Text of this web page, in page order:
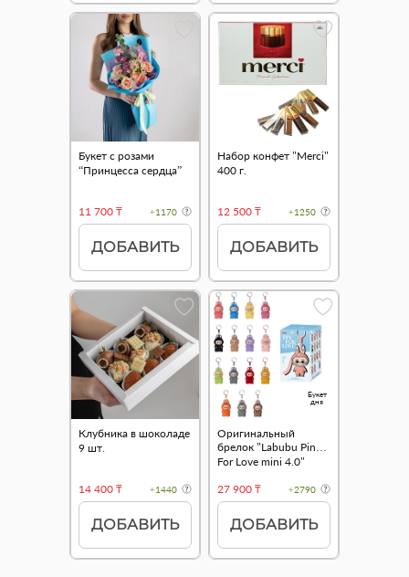
Букет с розами
“Принцесса сердца”
11 700 ₸ +1170
ДОБАВИТЬ
Набор конфет "Merci"
400 г.
12 500 ₸ +1250
ДОБАВИТЬ
Клубника в шоколаде
9 шт.
14 400 ₸ +1440
ДОБАВИТЬ
Букет
дня
Оригинальный
брелок "Labubu Pin
For Love mini 4.0"
27 900 ₸
+2790
ДОБАВИТЬ